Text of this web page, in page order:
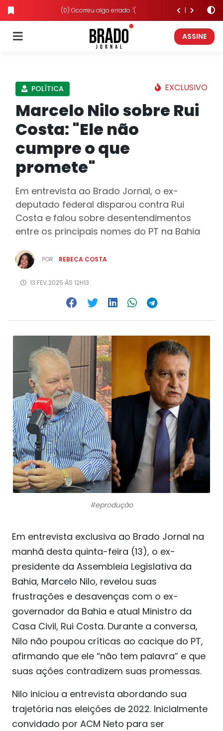
(0) Ocorreu algo errado :'(
ASSINE
POLÍTICA EXCLUSIVO
Marcelo Nilo sobre Rui
Costa: "Ele não
cumpre o que
promete"
Em entrevista ao Brado Jornal, o ex-
deputado federal disparou contra Rui
Costa e falou sobre desentendimentos
entre os principais nomes do PT na Bahia
POR: REBECA COSTA
13.FEV.2025 ÀS 12H13
Reprodução
Em entrevista exclusiva ao Brado Jornal na
manhã desta quinta-feira (13), o ex-
presidente da Assembleia Legislativa da
Bahia, Marcelo Nilo, revelou suas
frustrações e desavenças com o ex-
governador da Bahia e atual Ministro da
Casa Civil, Rui Costa. Durante a conversa,
Nilo não poupou críticas ao cacique do PT,
afirmando que ele “não tem palavra” e que
suas ações contradizem suas promessas.
Nilo iniciou a entrevista abordando sua
trajetória nas eleições de 2022. Inicialmente
convidado por ACM Neto para ser